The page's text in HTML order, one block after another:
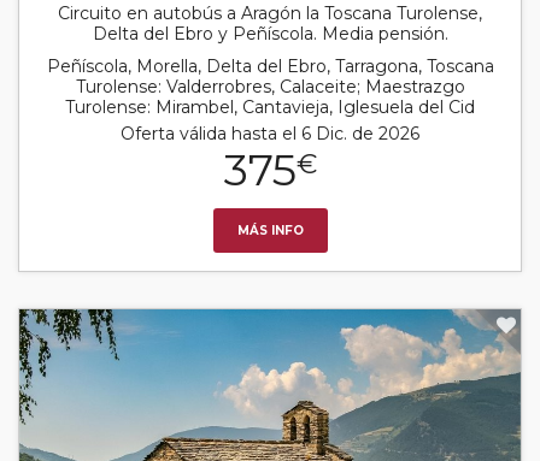
Circuito en autobús a Aragón la Toscana Turolense,
Delta del Ebro y Peñíscola. Media pensión.
Peñíscola, Morella, Delta del Ebro, Tarragona, Toscana
Turolense: Valderrobres, Calaceite; Maestrazgo
Turolense: Mirambel, Cantavieja, Iglesuela del Cid
Oferta válida hasta el 6 Dic. de 2026
375€
MÁS INFO